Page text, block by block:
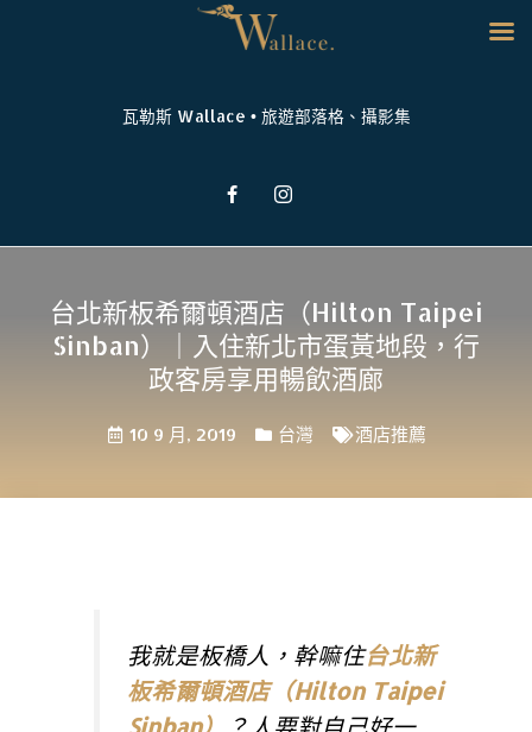
瓦勒斯 Wallace • 旅遊部落格、攝影集
台北新板希爾頓酒店（Hilton Taipei
Sinban）｜入住新北市蛋黃地段，行
政客房享用暢飲酒廊
10 9 月, 2019 台灣 酒店推薦
我就是板橋人，幹嘛住台北新
板希爾頓酒店（Hilton Taipei